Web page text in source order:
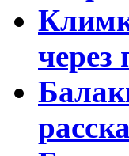
через